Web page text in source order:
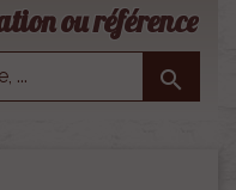
ou référence
